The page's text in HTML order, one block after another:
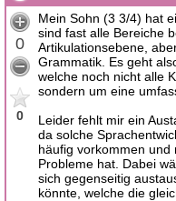
0
0
Mein Sohn (3 3/4) hat
sind fast alle Bereiche
Artikulationsebene,
Grammatik. Es geht
welche noch nicht alle
sondern um eine
Leider fehlt mir ein
da solche
häufig vorkommen
Probleme hat. Dabei
sich gegenseitig
könnte, welche die